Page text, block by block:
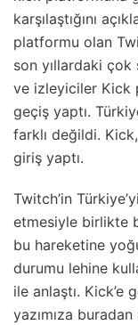
karşılaştığını
platformu olan
son yıllardaki çok
ve izleyiciler Kick
geçiş yaptı.
farklı değildi.
giriş yaptı.
Twitch’in
etmesiyle birlikte
bu hareketine
durumu lehine
ile anlaştı. Kick’e
yazımıza